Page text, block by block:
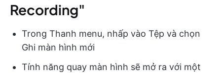
Recording"
Trong Thanh menu, nhấp vào Tệp và chọn
Ghi màn hình mới
Tính năng quay màn hình sẽ mở ra với một